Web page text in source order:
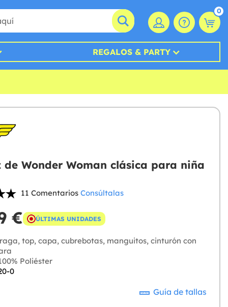
0
REGALOS & PARTY
de Wonder Woman clásica para niña
11 Comentarios Consúltalas
€ ÚLTIMAS UNIDADES
top, capa, cubrebotas, manguitos, cinturón con
Poliéster
0
Guía de tallas